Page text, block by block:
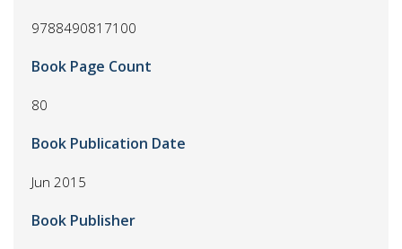
9788490817100
Book Page Count
80
Book Publication Date
Jun 2015
Book Publisher